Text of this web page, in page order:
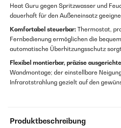
Heat Guru gegen Spritzwasser und
dauerhaft für den Außeneinsatz
Komfortabel steuerbar: Thermostat,
Fernbedienung ermöglichen die
automatische Überhitzungsschutz
Flexibel montierbar, präzise
Wandmontage; der einstellbare
Infrarotstrahlung gezielt auf den
Produktbeschreibung